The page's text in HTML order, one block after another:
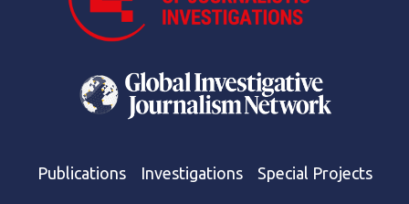
Publications Investigations Special Projects